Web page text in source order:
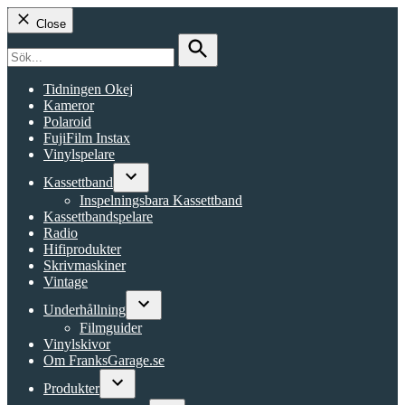
Close
for:
Search
Tidningen Okej
Kameror
Polaroid
FujiFilm Instax
Vinylspelare
Kassettband
Open
dropdown
menu
Inspelningsbara Kassettband
Kassettbandspelare
Radio
Hifiprodukter
Skrivmaskiner
Vintage
Underhållning
Open
Filmguider
Vinylskivor
Om FranksGarage.se
Produkter
Open